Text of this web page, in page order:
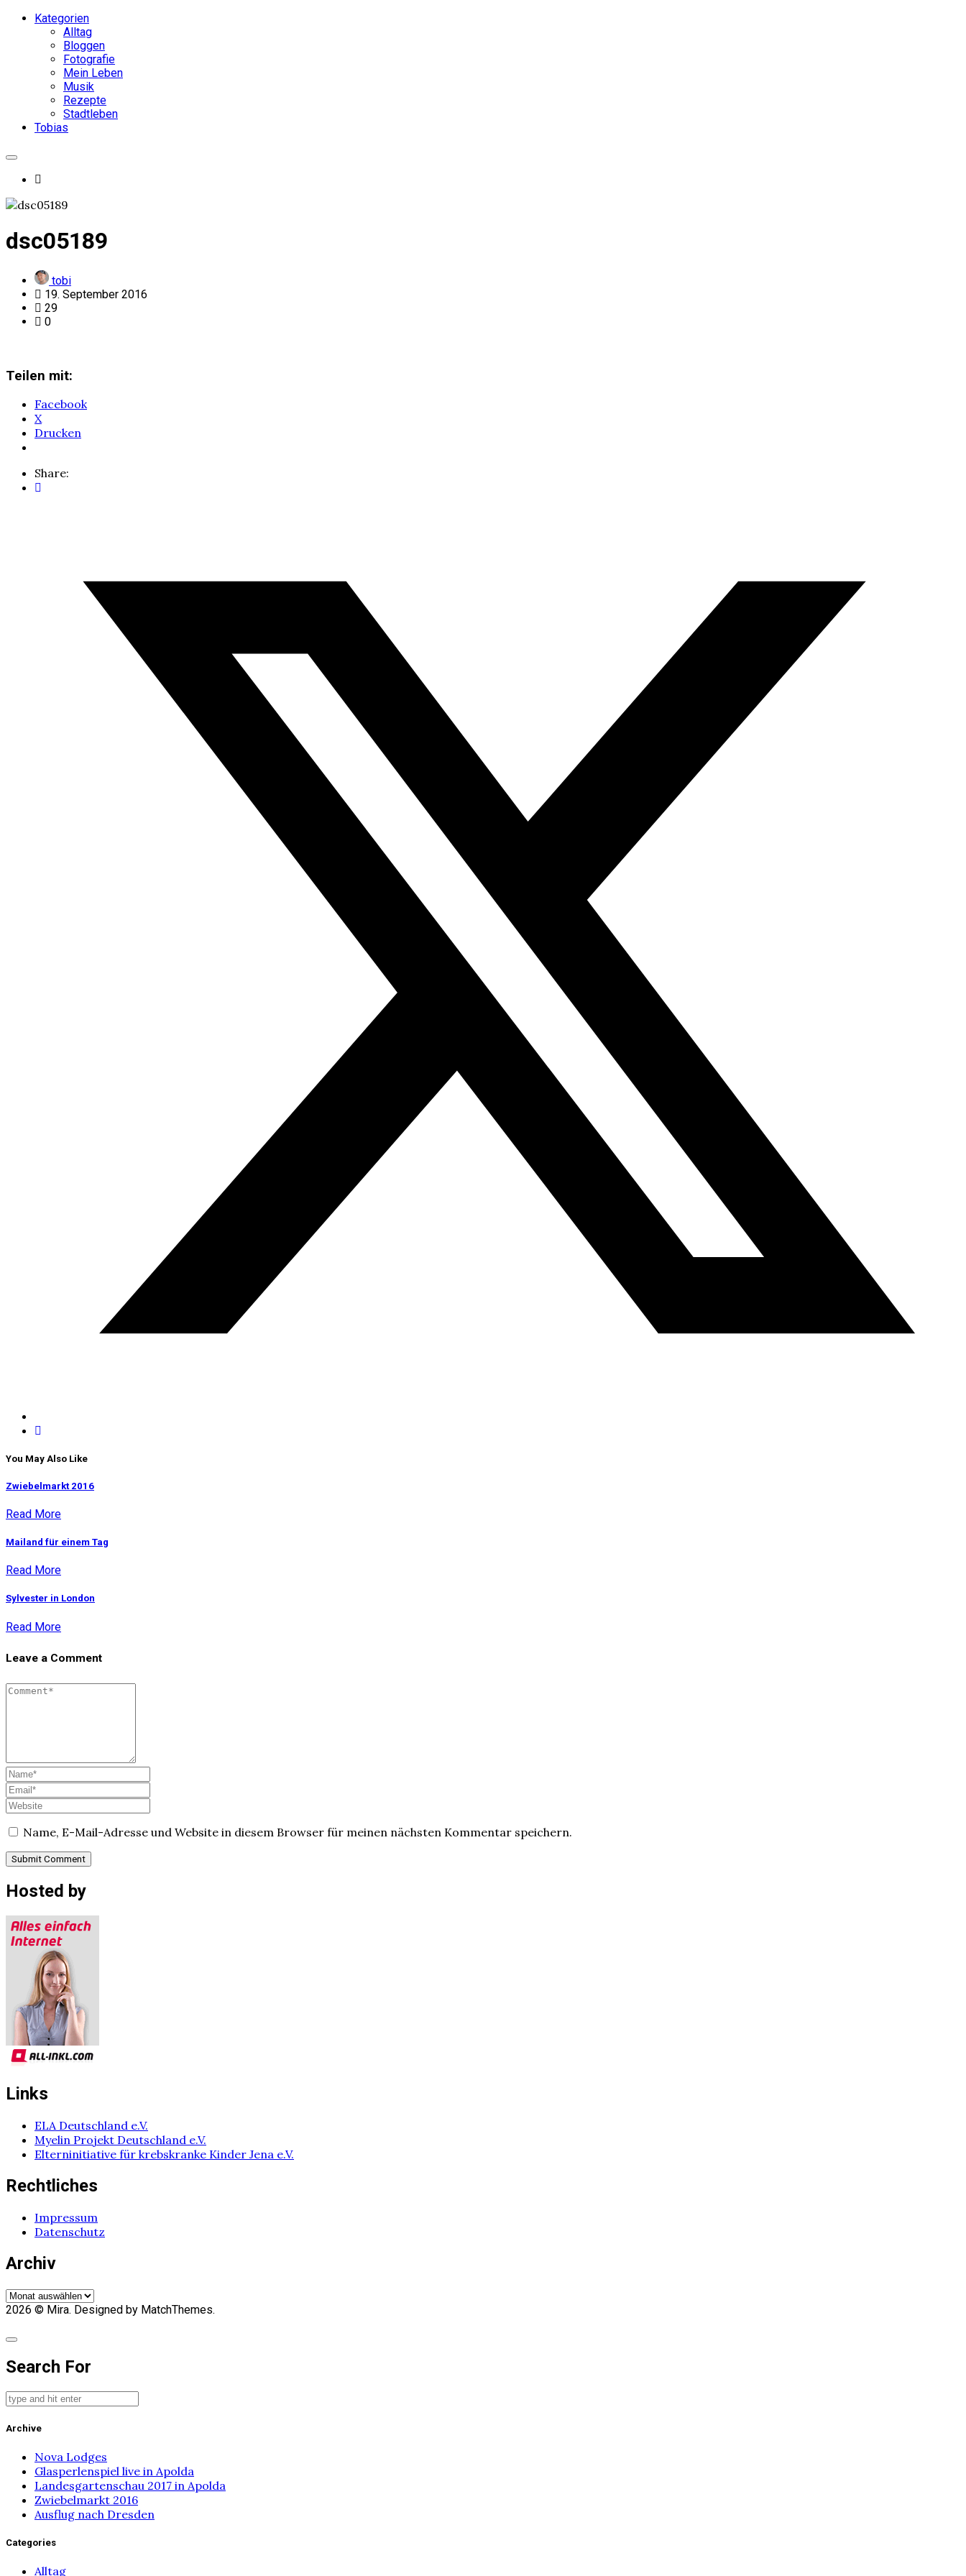
Kategorien
Alltag
Bloggen
Fotografie
Mein Leben
Musik
Rezepte
Stadtleben
Tobias
dsc05189
tobi
19. September 2016
29
0
Teilen mit:
Facebook
X
Drucken
Share:
You May Also Like
Zwiebelmarkt 2016
Read More
Mailand für einem Tag
Read More
Sylvester in London
Read More
Leave a Comment
Name, E-Mail-Adresse und Website in diesem Browser für meinen nächsten Kommentar speichern.
Hosted by
Links
ELA Deutschland e.V.
Myelin Projekt Deutschland e.V.
Elterninitiative für krebskranke Kinder Jena e.V.
Rechtliches
Impressum
Datenschutz
Archiv
Archiv
2026 © Mira. Designed by MatchThemes.
Search For
Archive
Nova Lodges
Glasperlenspiel live in Apolda
Landesgartenschau 2017 in Apolda
Zwiebelmarkt 2016
Ausflug nach Dresden
Categories
Alltag